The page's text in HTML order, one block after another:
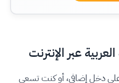
عبر الإنترنت
دخل إضافي، أو كنت تسعى